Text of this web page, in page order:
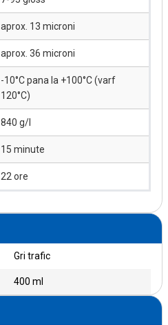
aprox. 13 microni
aprox. 36 microni
-10°C pana la +100°C (varf
120°C)
840 g/l
15 minute
22 ore
Gri trafic
400 ml